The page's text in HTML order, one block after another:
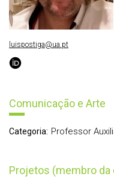
Comunicação e Arte
Categoria: Professor
Projetos (membro da
luispostiga@ua.pt